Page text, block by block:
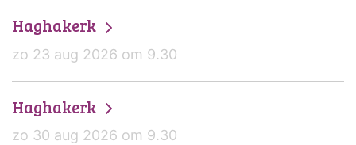
Haghakerk
zo 23 aug 2026 om 9.30
Haghakerk
zo 30 aug 2026 om 9.30